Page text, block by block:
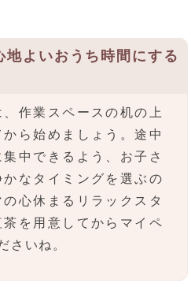
地よいおうち時間にする
作業スペースの机の上
ら始めましょう。途中
中できるよう、お子さ
なタイミングを選ぶの
心休まるリラックスタ
を用意してからマイペ
さいね。